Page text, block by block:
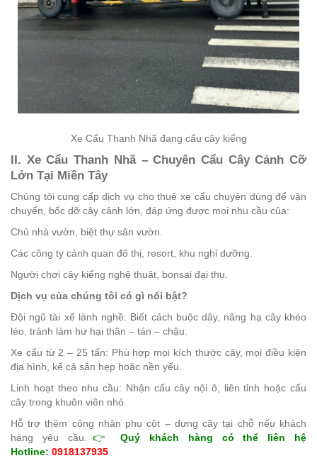
Xe Cẩu Thanh Nhã đang cẩu cây kiểng
II. Xe Cẩu Thanh Nhã – Chuyên Cẩu Cây Cảnh Cỡ
Lớn Tại Miền Tây
Chúng tôi cung cấp dịch vụ cho thuê xe cẩu chuyên dùng để vận
chuyển, bốc dỡ cây cảnh lớn, đáp ứng được mọi nhu cầu của:
Chủ nhà vườn, biệt thự sân vườn.
Các công ty cảnh quan đô thị, resort, khu nghỉ dưỡng.
Người chơi cây kiểng nghệ thuật, bonsai đại thụ.
Dịch vụ của chúng tôi có gì nổi bật?
Đội ngũ tài xế lành nghề: Biết cách buộc dây, nâng hạ cây khéo
léo, tránh làm hư hại thân – tán – chậu.
Xe cẩu từ 2 – 25 tấn: Phù hợp mọi kích thước cây, mọi điều kiện
địa hình, kể cả sân hẹp hoặc nền yếu.
Linh hoạt theo nhu cầu: Nhận cẩu cây nội ô, liên tỉnh hoặc cẩu
cây trong khuôn viên nhỏ.
Hỗ trợ thêm công nhân phụ cột – dựng cây tại chỗ nếu khách
hàng yêu cầu.
👉Quý khách hàng có thể liên hệ
Hotline: 0918137935